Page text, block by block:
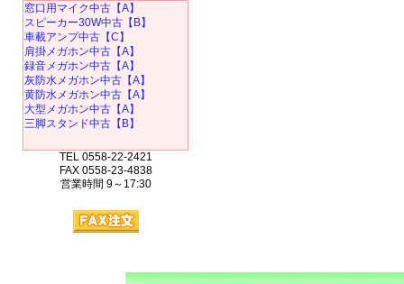
窓口用マイク中古【A】
スピーカー30W中古【B】
車載アンプ中古【C】
肩掛メガホン中古【A】
録音メガホン中古【A】
灰防水メガホン中古【A】
黄防水メガホン中古【A】
大型メガホン中古【A】
三脚スタンド中古【B】
TEL 0558-22-2421
FAX 0558-23-4838
営業時間 9～17:30